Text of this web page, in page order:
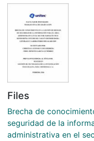
Files
Brecha de
seguridad de la
administrativa en el